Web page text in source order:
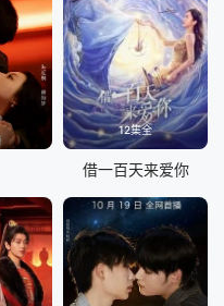
12集全
借一百天来爱你